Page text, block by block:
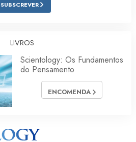
SUBSCREVER
LIVROS
Scientology: Os Fundamentos
do Pensamento
ENCOMENDA